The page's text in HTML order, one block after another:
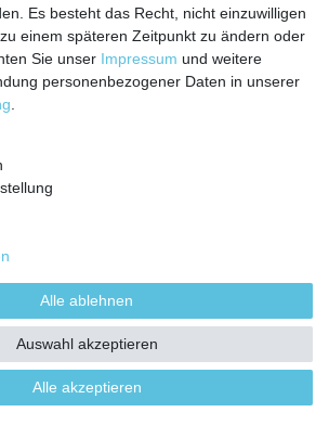
Es besteht das Recht, nicht einzuwilligen
einem späteren Zeitpunkt zu ändern oder
Sie unser Impressum und weitere
personenbezogener Daten in unserer
Alle akzeptieren
Alle ablehnen
Auswahl akzeptieren
Daten­schutz­erklärung
widerrufen.**
Vertrag widerrufen Kontakt